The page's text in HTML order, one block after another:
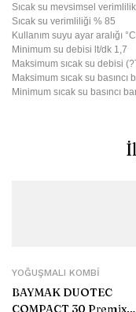
Sıcak su mevsimsel verimlilik
Sıcak su verimliliği % 85
Kullanım suyu ayar aralığı
Minimum su debisi lt/dk 1,7
Maksimum sıcak su debisi
Maksimum sıcak su basıncı
Minimum sıcak su basıncı
YOĞUŞMALI KOMBI
BAYMAK DUOTEC
COMPACT 30 Premix